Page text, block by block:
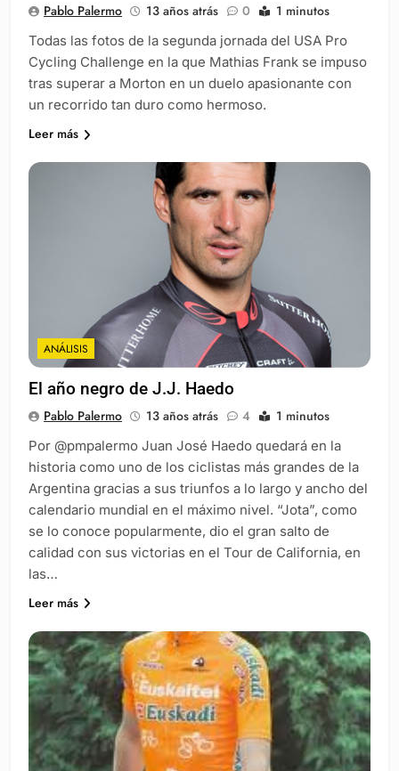
Pablo Palermo 13 años atrás 0 1 minutos
Todas las fotos de la segunda jornada del USA Pro
Cycling Challenge en la que Mathias Frank se impuso
tras superar a Morton en un duelo apasionante con
un recorrido tan duro como hermoso.
Leer más
ANÁLISIS
El año negro de J.J. Haedo
Pablo Palermo 13 años atrás 4 1 minutos
Por @pmpalermo Juan José Haedo quedará en la
historia como uno de los ciclistas más grandes de la
Argentina gracias a sus triunfos a lo largo y ancho del
calendario mundial en el máximo nivel. “Jota”, como
se lo conoce popularmente, dio el gran salto de
calidad con sus victorias en el Tour de California, en
las…
Leer más